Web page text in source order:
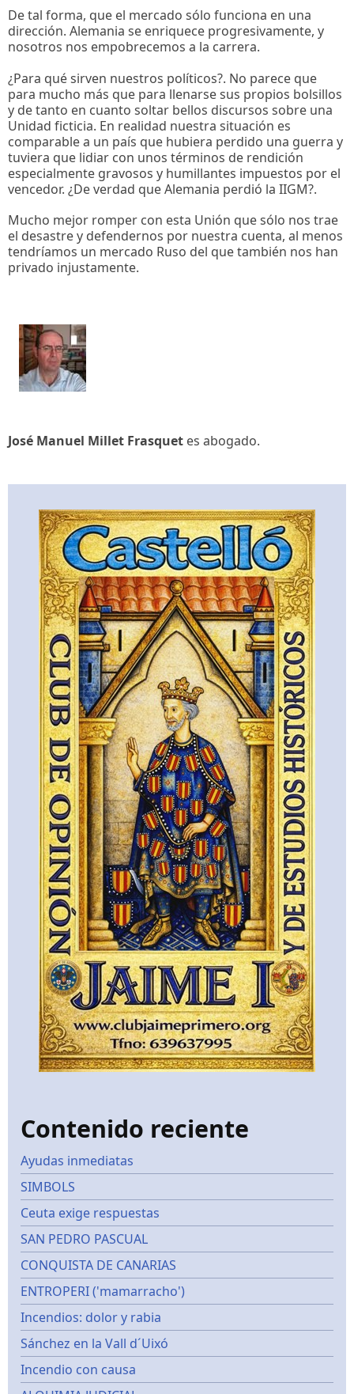
De tal forma, que el mercado sólo funciona en una
dirección. Alemania se enriquece progresivamente, y
nosotros nos empobrecemos a la carrera.
¿Para qué sirven nuestros políticos?. No parece que
para mucho más que para llenarse sus propios bolsillos
y de tanto en cuanto soltar bellos discursos sobre una
Unidad ficticia. En realidad nuestra situación es
comparable a un país que hubiera perdido una guerra y
tuviera que lidiar con unos términos de rendición
especialmente gravosos y humillantes impuestos por el
vencedor. ¿De verdad que Alemania perdió la IIGM?.
Mucho mejor romper con esta Unión que sólo nos trae
el desastre y defendernos por nuestra cuenta, al menos
tendríamos un mercado Ruso del que también nos han
privado injustamente.
José Manuel Millet Frasquet es abogado.
Contenido reciente
Ayudas inmediatas
SIMBOLS
Ceuta exige respuestas
SAN PEDRO PASCUAL
CONQUISTA DE CANARIAS
ENTROPERI ('mamarracho')
Incendios: dolor y rabia
Sánchez en la Vall d´Uixó
Incendio con causa